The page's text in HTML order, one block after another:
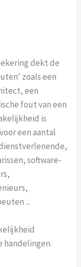
dekt de
zoals een
een
fout van een
is
een aantal
software-
...
handelingen.